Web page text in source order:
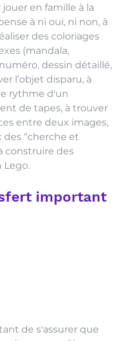
en famille à la
à ni oui, ni non, à
des coloriages
(mandala,
dessin détaillé,
l’objet disparu, à
rythme d'un
de tapes, à trouver
entre deux images,
des “cherche et
construire des
Lego.
important
de s'assurer que